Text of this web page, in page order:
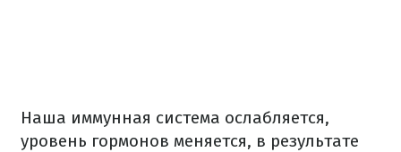
Наша иммунная система ослабляется,
уровень гормонов меняется, в результате